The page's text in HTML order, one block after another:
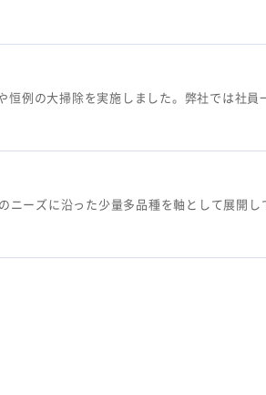
例の大掃除を実施しました。弊社では社員
ーズに沿った少量多品種を軸として展開し